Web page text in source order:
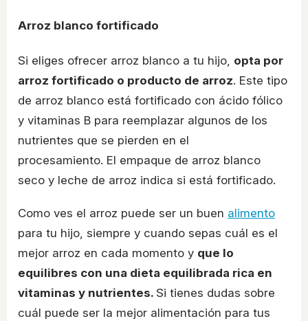
Arroz blanco fortificado
Si eliges ofrecer arroz blanco a tu hijo, opta por
arroz fortificado o producto de arroz. Este tipo
de arroz blanco está fortificado con ácido fólico
y vitaminas B para reemplazar algunos de los
nutrientes que se pierden en el
procesamiento. El empaque de arroz blanco
seco y leche de arroz indica si está fortificado.
Como ves el arroz puede ser un buen alimento
para tu hijo, siempre y cuando sepas cuál es el
mejor arroz en cada momento y que lo
equilibres con una dieta equilibrada rica en
vitaminas y nutrientes. Si tienes dudas sobre
cuál puede ser la mejor alimentación para tus